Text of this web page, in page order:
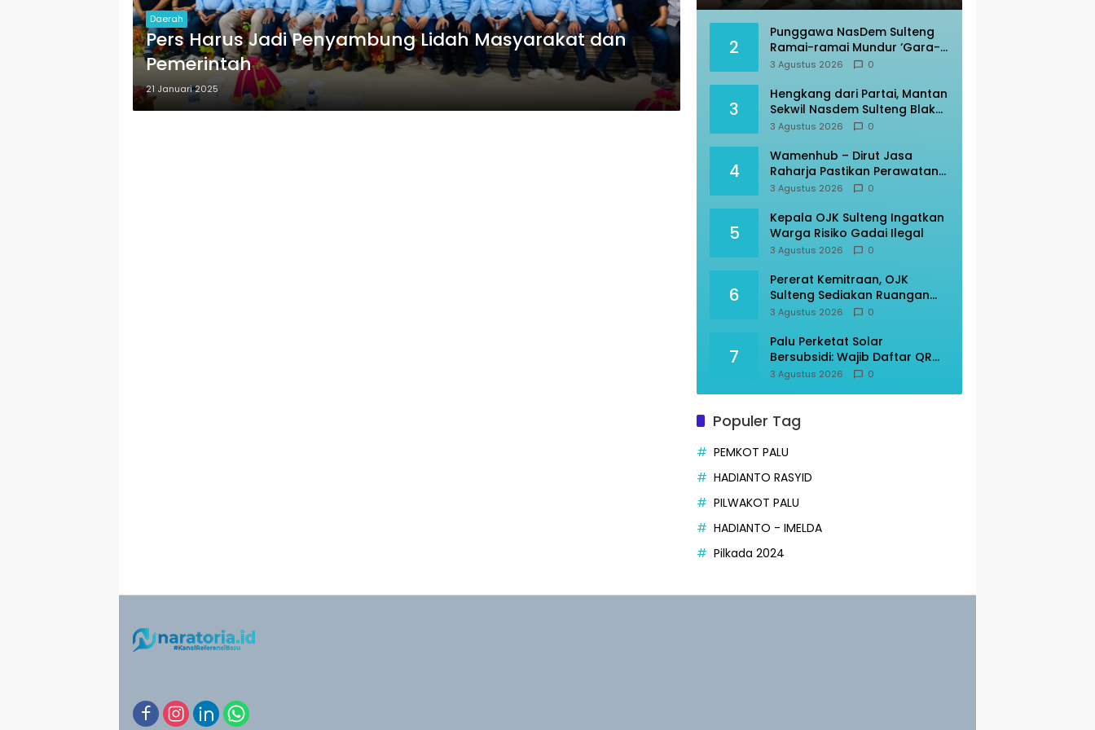
Daerah
Pers Harus Jadi Penyambung Lidah Masyarakat dan
Pemerintah
21 Januari 2025
2
Punggawa NasDem Sulteng
Ramai-ramai Mundur ‘Gara-
gara’ AAC
3 Agustus 2026 0
3
Hengkang dari Partai, Mantan
Sekwil Nasdem Sulteng Blak-
blakan
3 Agustus 2026 0
4
Wamenhub – Dirut Jasa
Raharja Pastikan Perawatan
Korban KM Mutiara Sentosa
3 Agustus 2026 0
5
Kepala OJK Sulteng Ingatkan
Warga Risiko Gadai Ilegal
3 Agustus 2026 0
6
Pererat Kemitraan, OJK
Sulteng Sediakan Ruangan
Nyaman Bagi Awak Media
3 Agustus 2026 0
7
Palu Perketat Solar
Bersubsidi: Wajib Daftar QR
Pemkot!
3 Agustus 2026 0
Populer Tag
PEMKOT PALU
HADIANTO RASYID
PILWAKOT PALU
HADIANTO - IMELDA
Pilkada 2024